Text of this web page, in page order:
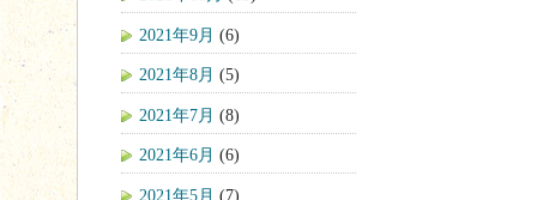
2021年9月 (6)
2021年8月 (5)
2021年7月 (8)
2021年6月 (6)
2021年5月 (7)